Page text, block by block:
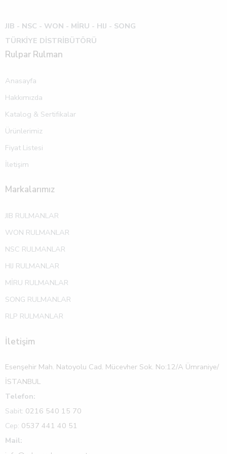
JIB - NSC - WON - MİRU - HIJ - SONG
TÜRKİYE DİSTRİBÜTÖRÜ
Rulpar Rulman
Anasayfa
Hakkımızda
Katalog & Sertifikalar
Ürünlerimiz
Fiyat Listesi
İletişim
Markalarımız
JIB RULMANLAR
WON RULMANLAR
NSC RULMANLAR
HIJ RULMANLAR
MİRU RULMANLAR
SONG RULMANLAR
RLP RULMANLAR
İletişim
Esenşehir Mah. Natoyolu Cad. Mücevher Sok. No:12/A Ümraniye/
İSTANBUL
Telefon:
Sabit: 0216 540 15 70
Cep: 0537 441 40 51
Mail: